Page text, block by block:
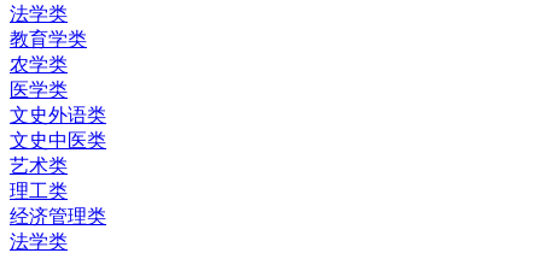
法学类
教育学类
农学类
医学类
文史外语类
文史中医类
艺术类
理工类
经济管理类
法学类